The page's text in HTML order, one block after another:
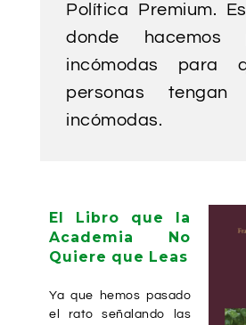
Política Premium.
donde hacemos
incómodas para
personas tengan
incómodas.
El Libro que la
Academia No
Quiere que Leas
Ya que hemos pasado
el rato señalando las